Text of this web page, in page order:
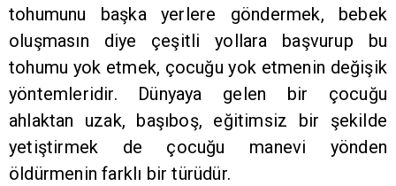
tohumunu başka yerlere göndermek, bebek
oluşmasın diye çeşitli yollara başvurup bu
tohumu yok etmek, çocuğu yok etmenin değişik
yöntemleridir. Dünyaya gelen bir çocuğu
ahlaktan uzak, başıboş, eğitimsiz bir şekilde
yetiştirmek de çocuğu manevi yönden
öldürmenin farklı bir türüdür.